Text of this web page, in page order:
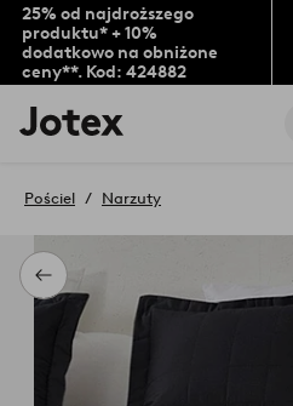
25% od najdroższego
produktu* + 10%
dodatkowo na obniżone
ceny**. Kod: 424882
Logo
Jotex
na
stronę
Powrót
Pościel Narzuty